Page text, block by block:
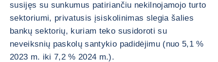
susijęs su sunkumus patiriančiu nekilnojamojo turto
sektoriumi, privatusis įsiskolinimas slegia šalies
bankų sektorių, kuriam teko susidoroti su
neveiksnių paskolų santykio padidėjimu (nuo 5,1 %
2023 m. iki 7,2 % 2024 m.).